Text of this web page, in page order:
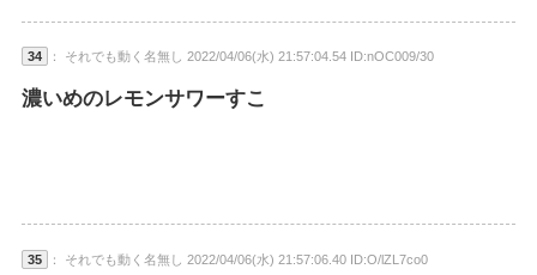
34 ： それでも動く名無し 2022/04/06(水) 21:57:04.54 ID:nOC009/30
濃いめのレモンサワーすこ
35 ： それでも動く名無し 2022/04/06(水) 21:57:06.40 ID:O/lZL7co0